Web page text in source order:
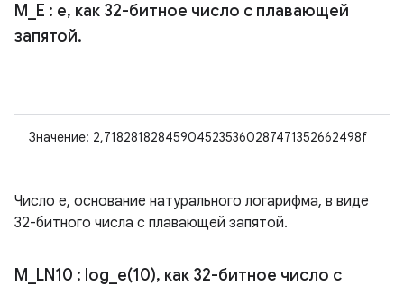
M E : e, как 32-битное число с плавающей
запятой.
Значение: 2,718281828459045235360287471352662498f
Число e, основание натурального логарифма, в виде
32-битного числа с плавающей запятой.
M LN10 : log_e(10), как 32-битное число с